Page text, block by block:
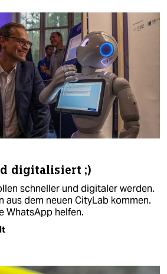
digitalisiert ;)
schneller und digitaler werden.
aus dem neuen CityLab kommen.
WhatsApp helfen.